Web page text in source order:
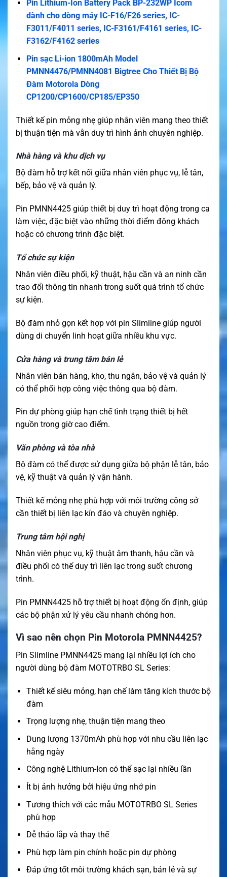
Pin Lithium-Ion Battery Pack BP-232WP Icom
dành cho dòng máy IC-F16/F26 series, IC-
F3011/F4011 series, IC-F3161/F4161 series, IC-
F3162/F4162 series
Pin sạc Li-ion 1800mAh Model
PMNN4476/PMNN4081 Bigtree Cho Thiết Bị Bộ
Đàm Motorola Dòng
CP1200/CP1600/CP185/EP350
Thiết kế pin mỏng nhẹ giúp nhân viên mang theo thiết
bị thuận tiện mà vẫn duy trì hình ảnh chuyên nghiệp.
Nhà hàng và khu dịch vụ
Bộ đàm hỗ trợ kết nối giữa nhân viên phục vụ, lễ tân,
bếp, bảo vệ và quản lý.
Pin PMNN4425 giúp thiết bị duy trì hoạt động trong ca
làm việc, đặc biệt vào những thời điểm đông khách
hoặc có chương trình đặc biệt.
Tổ chức sự kiện
Nhân viên điều phối, kỹ thuật, hậu cần và an ninh cần
trao đổi thông tin nhanh trong suốt quá trình tổ chức
sự kiện.
Bộ đàm nhỏ gọn kết hợp với pin Slimline giúp người
dùng di chuyển linh hoạt giữa nhiều khu vực.
Cửa hàng và trung tâm bán lẻ
Nhân viên bán hàng, kho, thu ngân, bảo vệ và quản lý
có thể phối hợp công việc thông qua bộ đàm.
Pin dự phòng giúp hạn chế tình trạng thiết bị hết
nguồn trong giờ cao điểm.
Văn phòng và tòa nhà
Bộ đàm có thể được sử dụng giữa bộ phận lễ tân, bảo
vệ, kỹ thuật và quản lý vận hành.
Thiết kế mỏng nhẹ phù hợp với môi trường công sở
cần thiết bị liên lạc kín đáo và chuyên nghiệp.
Trung tâm hội nghị
Nhân viên phục vụ, kỹ thuật âm thanh, hậu cần và
điều phối có thể duy trì liên lạc trong suốt chương
trình.
Pin PMNN4425 hỗ trợ thiết bị hoạt động ổn định, giúp
các bộ phận xử lý yêu cầu nhanh chóng hơn.
Vì sao nên chọn Pin Motorola PMNN4425?
Pin Slimline PMNN4425 mang lại nhiều lợi ích cho
người dùng bộ đàm MOTOTRBO SL Series:
Thiết kế siêu mỏng, hạn chế làm tăng kích thước bộ
đàm
Trọng lượng nhẹ, thuận tiện mang theo
Dung lượng 1370mAh phù hợp với nhu cầu liên lạc
hằng ngày
Công nghệ Lithium-Ion có thể sạc lại nhiều lần
Ít bị ảnh hưởng bởi hiệu ứng nhớ pin
Tương thích với các mẫu MOTOTRBO SL Series
phù hợp
Dễ tháo lắp và thay thế
Phù hợp làm pin chính hoặc pin dự phòng
Đáp ứng tốt môi trường khách sạn, bán lẻ và sự